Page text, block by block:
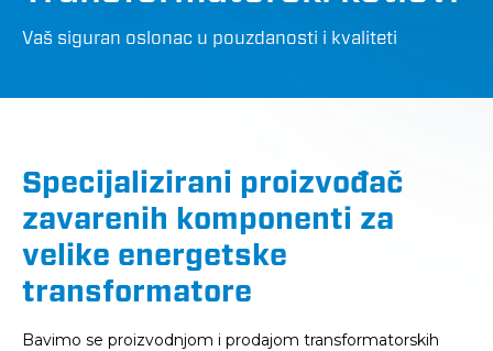
Vaš siguran oslonac u pouzdanosti i kvaliteti
Specijalizirani proizvođač
zavarenih komponenti za
velike energetske
transformatore
Bavimo se proizvodnjom i prodajom transformatorskih